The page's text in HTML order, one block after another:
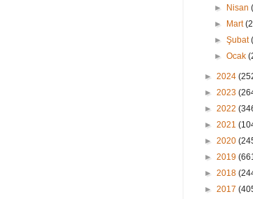
► Nisan
►
Mart
►Şubat
►Ocak
► 2024
► 2023
► 2022
► 2021
► 2020
► 2019
► 2018
► 2017